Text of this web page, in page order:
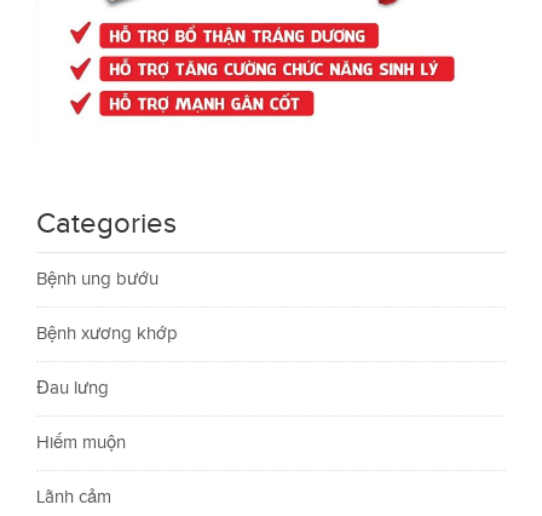
Categories
Bệnh ung bướu
Bệnh xương khớp
Đau lưng
Hiếm muộn
Lãnh cảm